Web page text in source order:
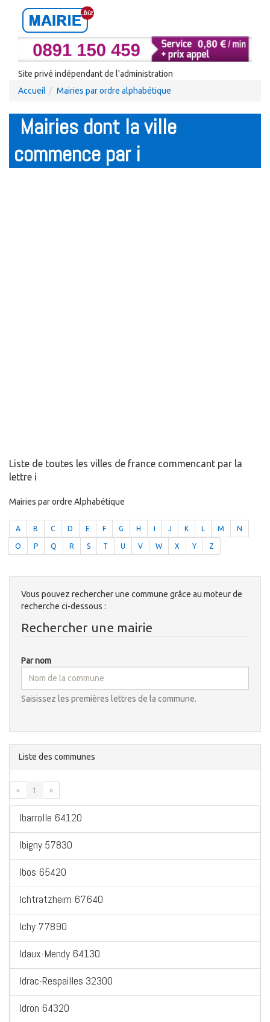
Site privé indépendant de l'administration
Accueil
Mairies par ordre alphabétique
Mairies dont la ville
commence par i
Liste de toutes les villes de france commencant par la
lettre i
Mairies par ordre Alphabétique
A B C D E F G H J K L M N
O P Q R S T U V W X Y Z
Vous pouvez rechercher une commune grâce au moteur de
recherche ci-dessous :
Rechercher une mairie
Par nom
Saisissez les premières lettres de la commune.
Liste des communes
« 1 »
Ibarrolle 64120
Ibigny 57830
Ibos 65420
Ichtratzheim 67640
Ichy 77890
Idaux-Mendy 64130
Idrac-Respailles 32300
Idron 64320